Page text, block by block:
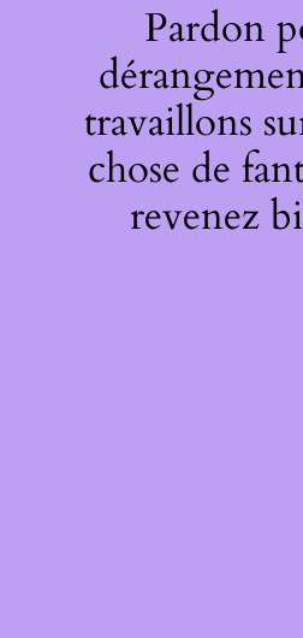
Pardon
travaillons
chose de
revenez